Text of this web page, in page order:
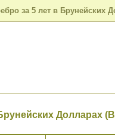
за 5 лет в Брунейских
Долларах